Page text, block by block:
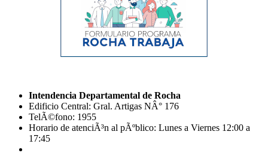
Intendencia Departamental de Rocha
Edificio Central: Gral. Artigas NÂ° 176
TelÃ©fono: 1955
Horario de atenciÃ³n al pÃºblico: Lunes a Viernes 12:00 a
17:45